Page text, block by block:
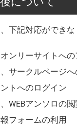
下記対応ができな
オンリーサイトへ
サークルページ
トへのログイン
WEBアンソロの閲
フォームの利用